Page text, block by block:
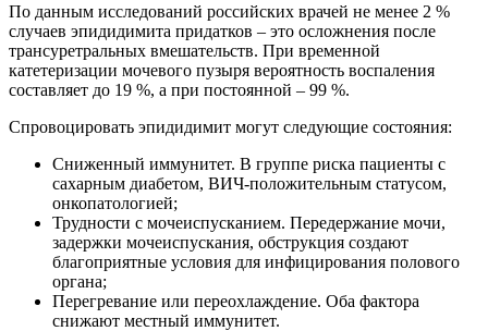
По данным исследований российских врачей не менее 2 %
случаев эпидидимита придатков – это осложнения после
трансуретральных вмешательств. При временной
катетеризации мочевого пузыря вероятность воспаления
составляет до 19 %, а при постоянной – 99 %.
Спровоцировать эпидидимит могут следующие состояния:
Сниженный иммунитет. В группе риска пациенты с
сахарным диабетом, ВИЧ-положительным статусом,
онкопатологией;
Трудности с мочеиспусканием. Передержание мочи,
задержки мочеиспускания, обструкция создают
благоприятные условия для инфицирования полового
органа;
Перегревание или переохлаждение. Оба фактора
снижают местный иммунитет.